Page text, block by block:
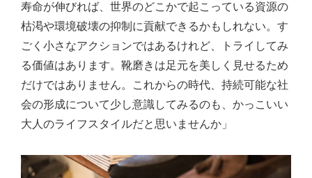
寿命が伸びれば、世界のどこかで起こっている資源の
枯渇や環境破壊の抑制に貢献できるかもしれない。す
ごく小さなアクションではあるけれど、トライしてみ
る価値はあります。靴磨きは足元を美しく見せるため
だけではありません。これからの時代、持続可能な社
会の形成について少し意識してみるのも、かっこいい
大人のライフスタイルだと思いませんか」